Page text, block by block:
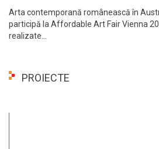
Arta contemporană românească în
participă la Affordable Art Fair Vienna
realizate...
PROIECTE